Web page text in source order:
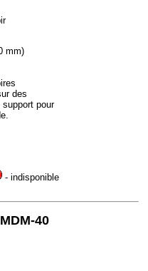
mm)
des
pour
- indisponible
40